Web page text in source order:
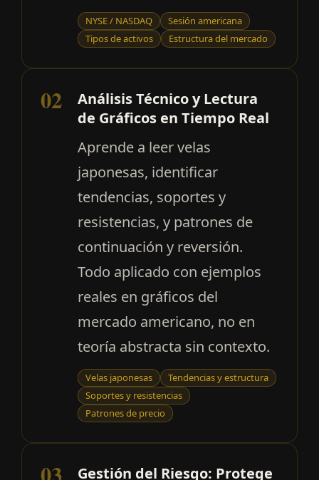
NYSE / NASDAQ
Sesión americana
Tipos de activos
Estructura del mercado
02
Análisis Técnico y Lectura
de Gráficos en Tiempo Real
Aprende a leer velas
japonesas, identificar
tendencias, soportes y
resistencias, y patrones de
continuación y reversión.
Todo aplicado con ejemplos
reales en gráficos del
mercado americano, no en
teoría abstracta sin contexto.
Velas japonesas
Tendencias y estructura
Soportes y resistencias
Patrones de precio
Gestión del Riesgo: Protege